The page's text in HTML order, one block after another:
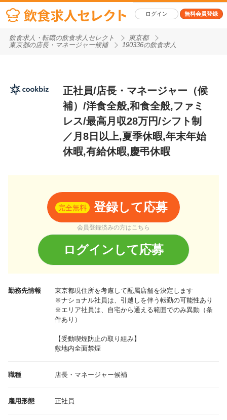
ログイン 無料会員登録
飲食求人・転職の飲食求人セレクト
東京都
東京都の店長・マネージャー候補
190336の飲食求人
正社員/店長・マネージャー（候
補）/洋食全般,和食全般,ファミ
レス/最高月収28万円/シフト制
／月8日以上,夏季休暇,年末年始
休暇,有給休暇,慶弔休暇
完全無料 登録して応募
会員登録済みの方はこちら
ログインして応募
勤務先情報 東京都現住所を考慮して配属店舗を決定します
※ナショナル社員は、引越しを伴う転勤の可能性あり
※エリア社員は、自宅から通える範囲でのみ異動（条
件あり）
【受動喫煙防止の取り組み】
敷地内全面禁煙
職種 店長・マネージャー候補
雇用形態 正社員